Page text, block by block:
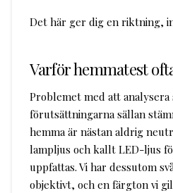
Det här ger dig en riktning,
Varför hemmatest
Problemet med att analysera
förutsättningarna sällan
hemma är nästan aldrig
lampljus och kallt LED-ljus
uppfattas. Vi har dessutom
objektivt, och en färgton vi